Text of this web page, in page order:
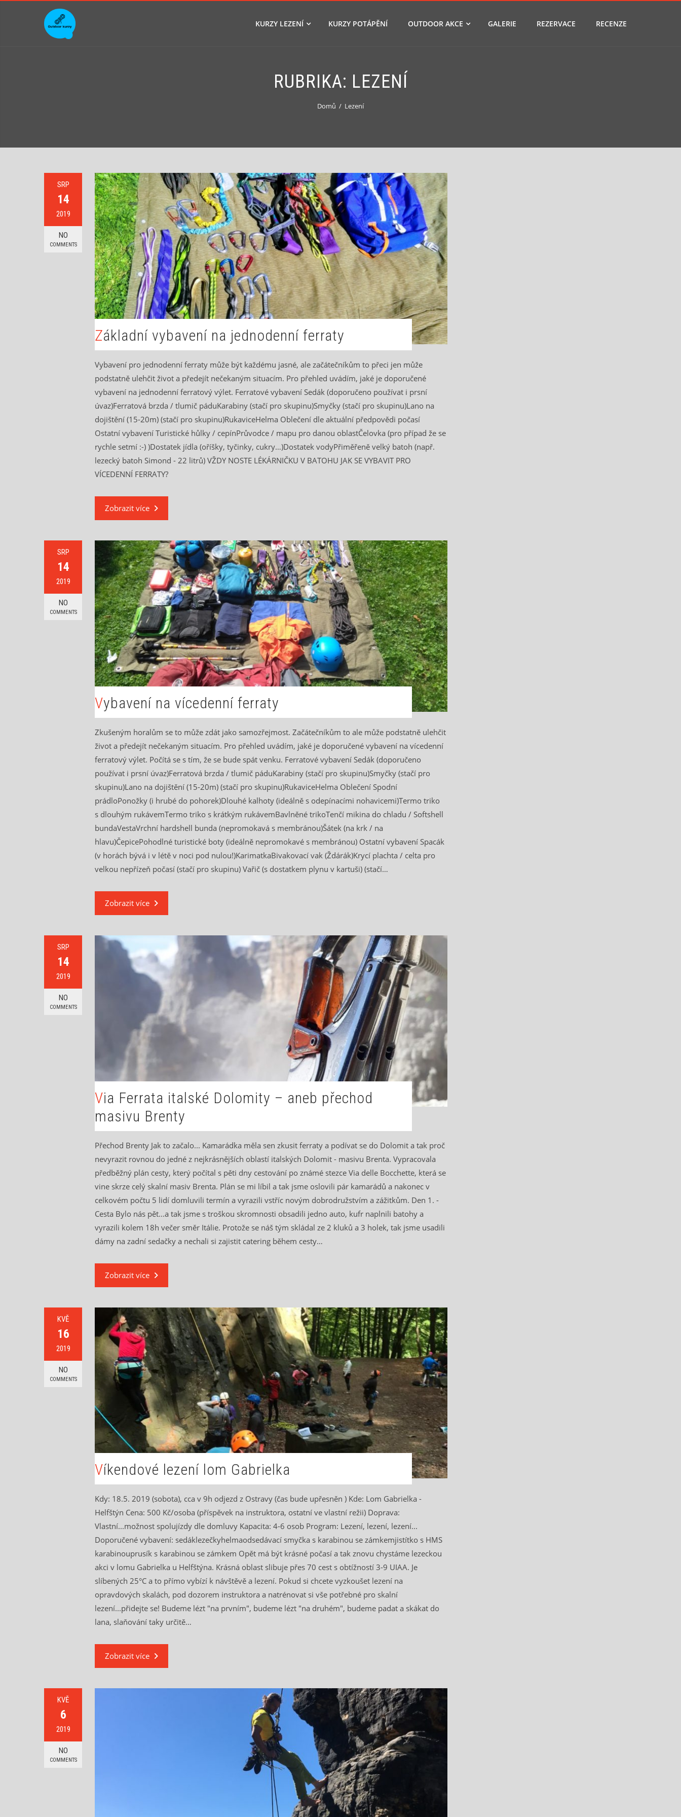
KURZY LEZENÍ KURZY POTÁPĚNÍ OUTDOOR AKCE GALERIE REZERVACE RECENZE
RUBRIKA:LEZENÍ
Domů Lezení
SRP
14
2019
NO
COMMENTS
Základní vybavení na jednodenní ferraty
Vybavení pro jednodenní ferraty může být každému jasné, ale začátečníkům to přeci jen může
podstatně ulehčit život a předejít nečekaným situacím. Pro přehled uvádím, jaké je doporučené
vybavení na jednodenní ferratový výlet. Ferratové vybavení Sedák (doporučeno používat i prsní
úvaz)Ferratová brzda / tlumič páduKarabiny (stačí pro skupinu)Smyčky (stačí pro skupinu)Lano na
dojištění (15-20m) (stačí pro skupinu)RukaviceHelma Oblečení dle aktuální předpovědi počasí
Ostatní vybavení Turistické hůlky / cepínPrůvodce / mapu pro danou oblastČelovka (pro případ že se
rychle setmí :-) )Dostatek jídla (oříšky, tyčinky, cukry…)Dostatek vodyPřiměřeně velký batoh (např.
lezecký batoh Simond - 22 litrů) VŽDY NOSTE LÉKÁRNIČKU V BATOHU JAK SE VYBAVIT PRO
VÍCEDENNÍ FERRATY?
Zobrazit více
SRP
14
2019
NO
COMMENTS
Vybavení na vícedenní ferraty
Zkušeným horalům se to může zdát jako samozřejmost. Začátečníkům to ale může podstatně ulehčit
život a předejít nečekaným situacím. Pro přehled uvádím, jaké je doporučené vybavení na vícedenní
ferratový výlet. Počítá se s tím, že se bude spát venku. Ferratové vybavení Sedák (doporučeno
používat i prsní úvaz)Ferratová brzda / tlumič páduKarabiny (stačí pro skupinu)Smyčky (stačí pro
skupinu)Lano na dojištění (15-20m) (stačí pro skupinu)RukaviceHelma Oblečení Spodní
prádloPonožky (i hrubé do pohorek)Dlouhé kalhoty (ideálně s odepínacími nohavicemi)Termo triko
s dlouhým rukávemTermo triko s krátkým rukávemBavlněné trikoTenčí mikina do chladu / Softshell
bundaVestaVrchní hardshell bunda (nepromokavá s membránou)Šátek (na krk / na
hlavu)ČepicePohodlné turistické boty (ideálně nepromokavé s membránou) Ostatní vybavení Spacák
(v horách bývá i v létě v noci pod nulou!)KarimatkaBivakovací vak (Ždárák)Krycí plachta / celta pro
velkou nepřízeň počasí (stačí pro skupinu) Vařič (s dostatkem plynu v kartuši) (stačí…
Zobrazit více
SRP
14
2019
NO
COMMENTS
Via Ferrata italské Dolomity – aneb přechod
masivu Brenty
Přechod Brenty Jak to začalo... Kamarádka měla sen zkusit ferraty a podívat se do Dolomit a tak proč
nevyrazit rovnou do jedné z nejkrásnějších oblastí italských Dolomit - masivu Brenta. Vypracovala
předběžný plán cesty, který počítal s pěti dny cestování po známé stezce Via delle Bocchette, která se
vine skrze celý skalní masiv Brenta. Plán se mi líbil a tak jsme oslovili pár kamarádů a nakonec v
celkovém počtu 5 lidí domluvili termín a vyrazili vstříc novým dobrodružstvím a zážitkům. Den 1. -
Cesta Bylo nás pět...a tak jsme s troškou skromnosti obsadili jedno auto, kufr naplnili batohy a
vyrazili kolem 18h večer směr Itálie. Protože se náš tým skládal ze 2 kluků a 3 holek, tak jsme usadili
dámy na zadní sedačky a nechali si zajistit catering během cesty…
Zobrazit více
KVĚ
16
2019
NO
COMMENTS
Víkendové lezení lom Gabrielka
Kdy: 18.5. 2019 (sobota), cca v 9h odjezd z Ostravy (čas bude upřesněn ) Kde: Lom Gabrielka -
Helfštýn Cena: 500 Kč/osoba (příspěvek na instruktora, ostatní ve vlastní režii) Doprava:
Vlastní...možnost spolujízdy dle domluvy Kapacita: 4-6 osob Program: Lezení, lezení, lezení...
Doporučené vybavení: sedáklezečkyhelmaodsedávací smyčka s karabinou se zámkemjistítko s HMS
karabinouprusík s karabinou se zámkem Opět má být krásné počasí a tak znovu chystáme lezeckou
akci v lomu Gabrielka u Helfštýna. Krásná oblast slibuje přes 70 cest s obtížností 3-9 UIAA. Je
slíbených 25°C a to přímo vybízí k návštěvě a lezení. Pokud si chcete vyzkoušet lezení na
opravdových skalách, pod dozorem instruktora a natrénovat si vše potřebné pro skalní
lezení...přidejte se! Budeme lézt "na prvním", budeme lézt "na druhém", budeme padat a skákat do
lana, slaňování taky určitě…
Zobrazit více
KVĚ
6
2019
NO
COMMENTS